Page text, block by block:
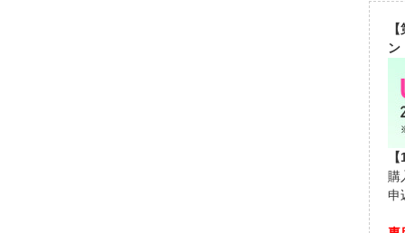
ン
購
申